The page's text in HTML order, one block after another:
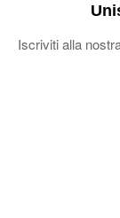
Iscriviti alla